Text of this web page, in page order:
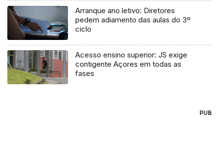
Arranque ano letivo: Diretores
pedem adiamento das aulas do 3º
ciclo
Acesso ensino superior: JS exige
contigente Açores em todas as
fases
PUB